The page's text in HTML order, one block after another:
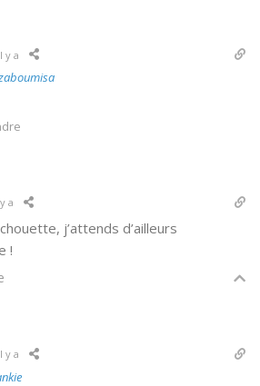
y a
a
j’attends d’ailleurs
!
y a